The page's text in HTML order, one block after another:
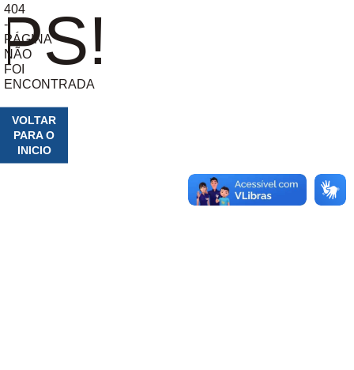
404
-
PÁGINA
NÃO
FOI
ENCONTRADA
VOLTAR
PARA O
INICIO